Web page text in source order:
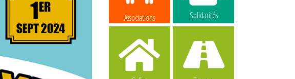
Associations Solidarités